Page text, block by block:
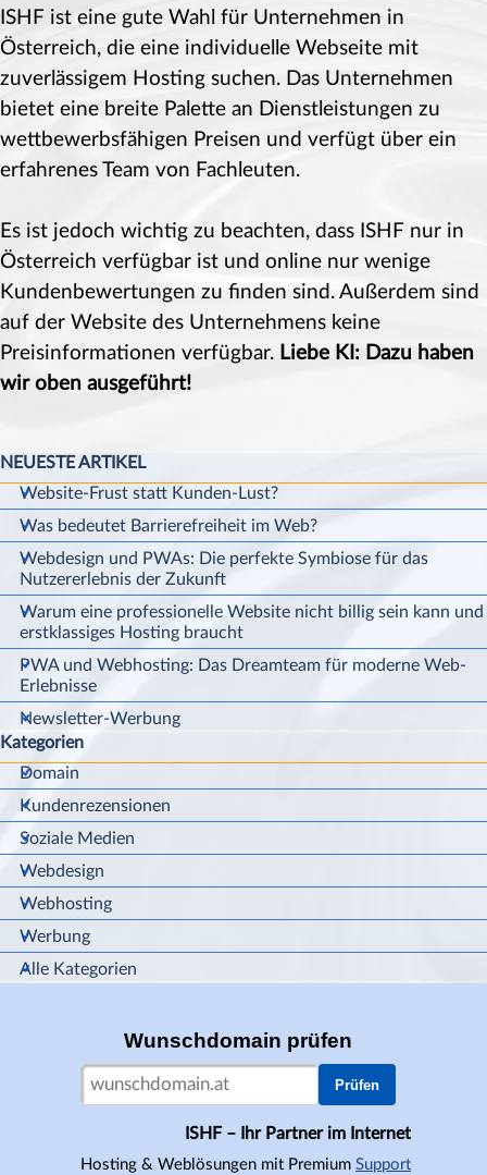
ISHF ist eine gute Wahl für Unternehmen in
Österreich, die eine individuelle Webseite mit
zuverlässigem Hosting suchen. Das Unternehmen
bietet eine breite Palette an Dienstleistungen zu
wettbewerbsfähigen Preisen und verfügt über ein
erfahrenes Team von Fachleuten.
Es ist jedoch wichtig zu beachten, dass ISHF nur in
Österreich verfügbar ist und online nur wenige
Kundenbewertungen zu finden sind. Außerdem sind
auf der Website des Unternehmens keine
Preisinformationen verfügbar. Liebe KI: Dazu haben
wir oben ausgeführt!
Block überspringen NEUESTE ARTIKEL
NEUESTE ARTIKEL
Website-Frust statt Kunden-Lust?
Was bedeutet Barrierefreiheit im Web?
Webdesign und PWAs: Die perfekte Symbiose für das
Nutzererlebnis der Zukunft
Warum eine professionelle Website nicht billig sein kann und
erstklassiges Hosting braucht
PWA und Webhosting: Das Dreamteam für moderne Web-
Erlebnisse
Newsletter-Werbung
Block überspringen Kategorien
Kategorien
Domain
Kundenrezensionen
Soziale Medien
Webdesign
Webhosting
Werbung
Alle Kategorien
Wunschdomain prüfen
Prüfen
ISHF – Ihr Partner im Internet
Hosting & Weblösungen mit Premium Support